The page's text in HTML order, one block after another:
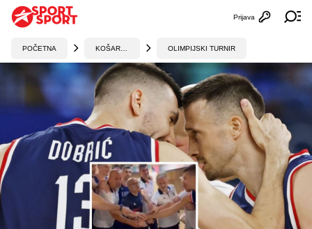
Otvori
Prijava
POČETNA OLIMPIJSKI TURNIR